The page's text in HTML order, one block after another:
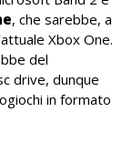
, che sarebbe, a
Xbox One.
del
drive, dunque
in formato